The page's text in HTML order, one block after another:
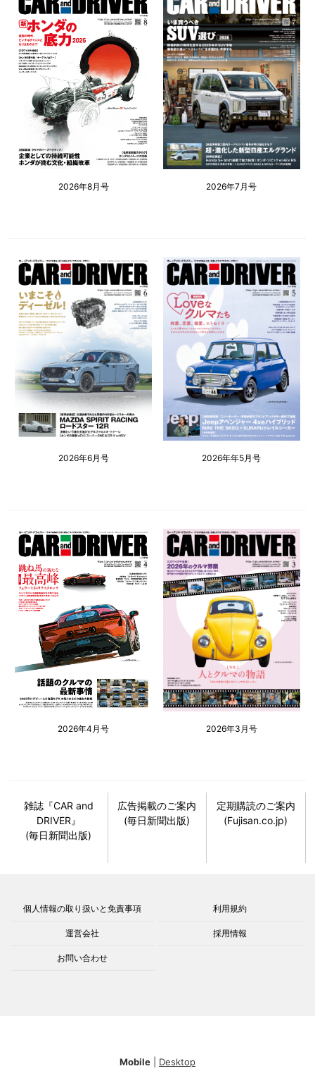
2026年8月号 2026年7月号
2026年6月号 2026年年5月号
2026年4月号 2026年3月号
雑誌『CAR and
DRIVER』
(毎日新聞出版)
広告掲載のご案内
(毎日新聞出版)
定期購読のご案内
(Fujisan.co.jp)
個人情報の取り扱いと免責事項 利用規約
運営会社 採用情報
お問い合わせ
Mobile Desktop